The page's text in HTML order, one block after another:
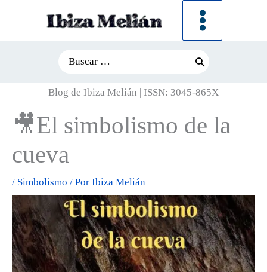
for:
Blog de Ibiza Melián | ISSN: 3045-865X
🎥El simbolismo de la
cueva
/ Simbolismo / Por Ibiza Melián